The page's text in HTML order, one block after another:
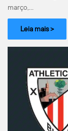
março,…
Leia mais >